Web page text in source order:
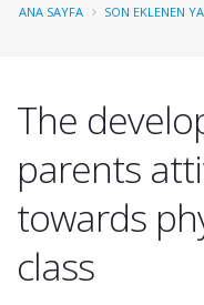
ANA SAYFA SON EKLENEN
The
parents
towards
class